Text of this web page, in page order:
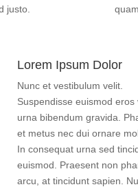
justo.
Lorem Ipsum Dolor
Nunc et vestibulum velit.
Suspendisse euismod eros
urna bibendum gravida.
et metus nec dui ornare
In consequat urna sed
euismod. Praesent non
arcu, at tincidunt sapien.